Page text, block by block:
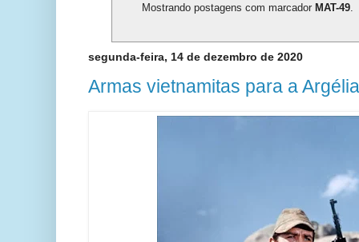
Mostrando postagens com marcador MAT-49
segunda-feira, 14 de dezembro de 2020
Armas vietnamitas para a Argélia